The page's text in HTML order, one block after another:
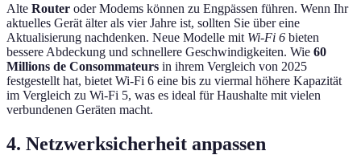
Alte Router oder Modems können zu Engpässen führen. Wenn Ihr
aktuelles Gerät älter als vier Jahre ist, sollten Sie über eine
Aktualisierung nachdenken. Neue Modelle mit Wi-Fi 6 bieten
bessere Abdeckung und schnellere Geschwindigkeiten. Wie 60
Millions de Consommateurs in ihrem Vergleich von 2025
festgestellt hat, bietet Wi-Fi 6 eine bis zu viermal höhere Kapazität
im Vergleich zu Wi-Fi 5, was es ideal für Haushalte mit vielen
verbundenen Geräten macht.
4. Netzwerksicherheit anpassen